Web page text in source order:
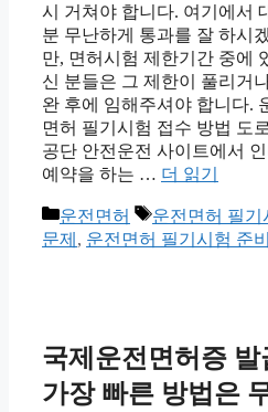
시 거쳐야 합니다. 여기에서
분 무난하게 통과를 잘 하시
만, 면허시험 제한기간 중에
신 분들은 그 제한이 풀리거
완 후에 임해주셔야 합니다.
면허 필기시험 접수 방법 도
공단 안전운전 사이트에서
예약을 하는 … 더 읽기
카
테
운전면허
태
그
운전면허 필기
문제 , 운전면허 필기시험 준
국제운전면허증 발
가장 빠른 방법은